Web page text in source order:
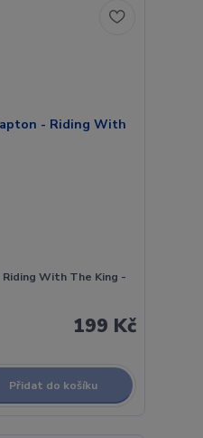
Riding With The King -
199 Kč
Přidat do košíku